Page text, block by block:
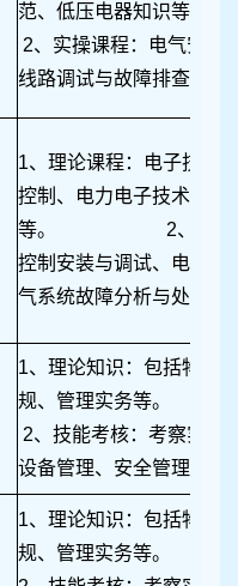
范、低压电器知识等
2、实操课程：电气安装
线路调试与故障排查等。
1、理论课程：电子技术
控制、电力电子技术、电
等。 2、实操课
控制安装与调试、电气设
气系统故障分析与处理、
1、理论知识：包括物业
规、管理实务等。
2、技能考核：考察实际
设备管理、安全管理、应
1、理论知识：包括物业
规、管理实务等。